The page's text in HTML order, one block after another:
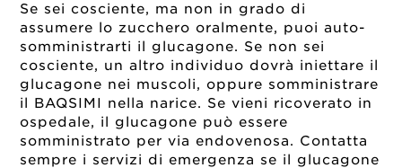
Se sei cosciente, ma non in grado di
assumere lo zucchero oralmente, puoi auto-
somministrarti il glucagone. Se non sei
cosciente, un altro individuo dovrà iniettare il
glucagone nei muscoli, oppure somministrare
il BAQSIMI nella narice. Se vieni ricoverato in
ospedale, il glucagone può essere
somministrato per via endovenosa. Contatta
sempre i servizi di emergenza se il glucagone